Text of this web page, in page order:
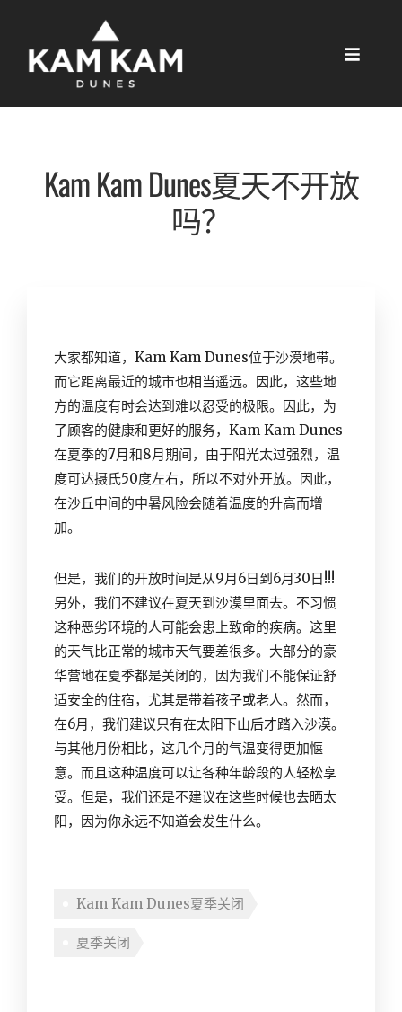
Kam Kam Dunes夏天不开放
吗？
大家都知道，Kam Kam Dunes位于沙漠地带。
而它距离最近的城市也相当遥远。因此，这些地
方的温度有时会达到难以忍受的极限。因此，为
了顾客的健康和更好的服务，Kam Kam Dunes
在夏季的7月和8月期间，由于阳光太过强烈，温
度可达摄氏50度左右，所以不对外开放。因此，
在沙丘中间的中暑风险会随着温度的升高而增
加。
但是，我们的开放时间是从9月6日到6月30日!!!
另外，我们不建议在夏天到沙漠里面去。不习惯
这种恶劣环境的人可能会患上致命的疾病。这里
的天气比正常的城市天气要差很多。大部分的豪
华营地在夏季都是关闭的，因为我们不能保证舒
适安全的住宿，尤其是带着孩子或老人。然而，
在6月，我们建议只有在太阳下山后才踏入沙漠。
与其他月份相比，这几个月的气温变得更加惬
意。而且这种温度可以让各种年龄段的人轻松享
受。但是，我们还是不建议在这些时候也去晒太
阳，因为你永远不知道会发生什么。
Kam Kam Dunes夏季关闭
夏季关闭